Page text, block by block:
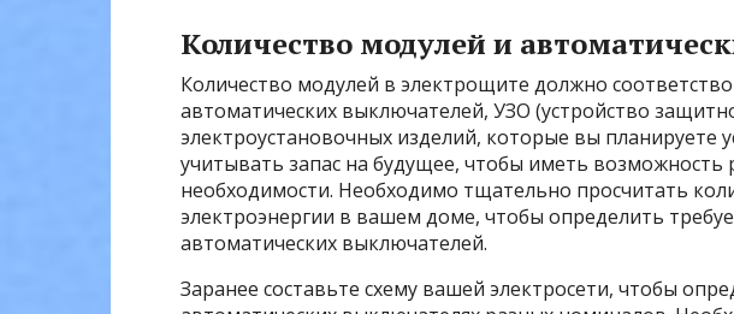
Количество модулей и
Количество модулей в электрощите должно
автоматических выключателей, УЗО (устройство
электроустановочных изделий, которые вы планируете
учитывать запас на будущее, чтобы иметь возможность
необходимости. Необходимо тщательно просчитать
электроэнергии в вашем доме, чтобы определить
автоматических выключателей.
Заранее составьте схему вашей электросети, чтобы